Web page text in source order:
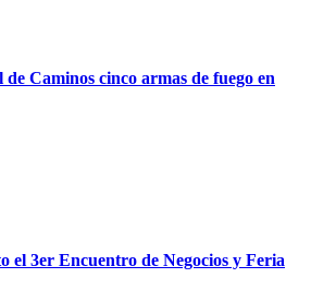
Caminos cinco armas de fuego en
el 3er Encuentro de Negocios y Feria